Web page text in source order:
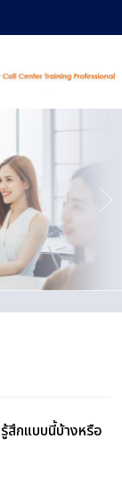
รู้สึกแบบนี้บ้างหรือ